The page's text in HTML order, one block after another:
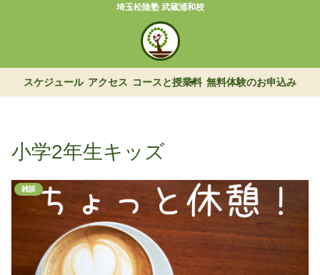
埼玉松陰塾 武蔵浦和校
スケジュール アクセス コースと授業料 無料体験のお申込み
小学2年生キッズ
雑談